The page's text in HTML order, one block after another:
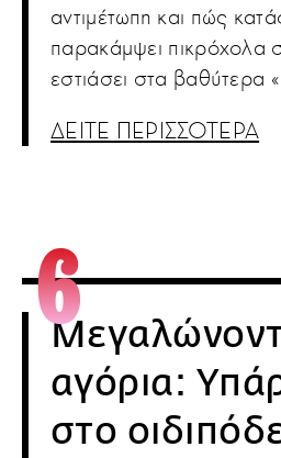
αντιμέτωπη και πώς
παρακάμψει πικρόχολα
εστιάσει στα βαθύτερα
ΔΕΙΤΕ ΠΕΡΙΣΣΟΤΕΡΑ
αγόρια:
στο